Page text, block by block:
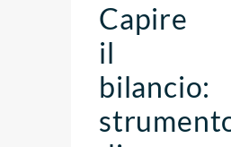
Capire
il
bilancio: